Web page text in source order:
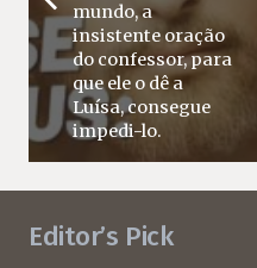
mundo, a
insistente oração
do confessor, para
que ele o dê a
Luísa, consegue
impedi-lo.
Editor’s Pick